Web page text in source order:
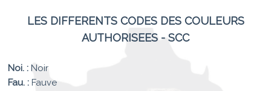
LES DIFFERENTS CODES DES COULEURS
AUTHORISEES - SCC
Noi. : Noir
Fau. : Fauve